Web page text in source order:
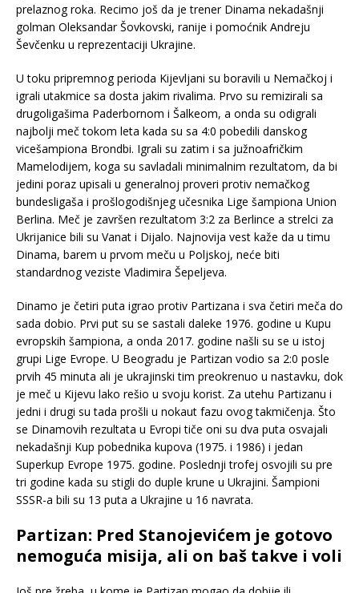
prelaznog roka. Recimo još da je trener Dinama nekadašnji
golman Oleksandar Šovkovski, ranije i pomoćnik Andreju
Ševčenku u reprezentaciji Ukrajine.
U toku pripremnog perioda Kijevljani su boravili u Nemačkoj i
igrali utakmice sa dosta jakim rivalima. Prvo su remizirali sa
drugoligašima Paderbornom i Šalkeom, a onda su odigrali
najbolji meč tokom leta kada su sa 4:0 pobedili danskog
vicešampiona Brondbi. Igrali su zatim i sa južnoafričkim
Mamelodijem, koga su savladali minimalnim rezultatom, da bi
jedini poraz upisali u generalnoj proveri protiv nemačkog
bundesligaša i prošlogodišnjeg učesnika Lige šampiona Union
Berlina. Meč je završen rezultatom 3:2 za Berlince a strelci za
Ukrijanice bili su Vanat i Dijalo. Najnovija vest kaže da u timu
Dinama, barem u prvom meču u Poljskoj, neće biti
standardnog veziste Vladimira Šepeljeva.
Dinamo je četiri puta igrao protiv Partizana i sva četiri meča do
sada dobio. Prvi put su se sastali daleke 1976. godine u Kupu
evropskih šampiona, a onda 2017. godine našli su se u istoj
grupi Lige Evrope. U Beogradu je Partizan vodio sa 2:0 posle
prvih 45 minuta ali je ukrajinski tim preokrenuo u nastavku, dok
je meč u Kijevu lako rešio u svoju korist. Za utehu Partizanu i
jedni i drugi su tada prošli u nokaut fazu ovog takmičenja. Što
se Dinamovih rezultata u Evropi tiče oni su dva puta osvajali
nekadašnji Kup pobednika kupova (1975. i 1986) i jedan
Superkup Evrope 1975. godine. Poslednji trofej osvojili su pre
tri godine kada su stigli do duple krune u Ukrajini. Šampioni
SSSR-a bili su 13 puta a Ukrajine u 16 navrata.
Partizan: Pred Stanojevićem je gotovo
nemoguća misija, ali on baš takve i voli